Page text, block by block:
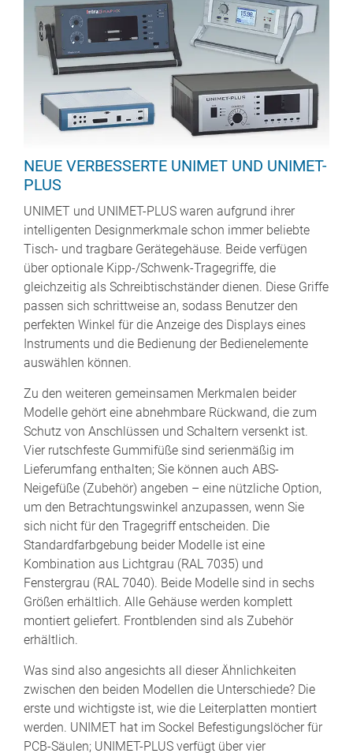
NEUE VERBESSERTE UNIMET UND UNIMET-
PLUS
UNIMET und UNIMET-PLUS waren aufgrund ihrer
intelligenten Designmerkmale schon immer beliebte
Tisch- und tragbare Gerätegehäuse. Beide verfügen
über optionale Kipp-/Schwenk-Tragegriffe, die
gleichzeitig als Schreibtischständer dienen. Diese Griffe
passen sich schrittweise an, sodass Benutzer den
perfekten Winkel für die Anzeige des Displays eines
Instruments und die Bedienung der Bedienelemente
auswählen können.
Zu den weiteren gemeinsamen Merkmalen beider
Modelle gehört eine abnehmbare Rückwand, die zum
Schutz von Anschlüssen und Schaltern versenkt ist.
Vier rutschfeste Gummifüße sind serienmäßig im
Lieferumfang enthalten; Sie können auch ABS-
Neigefüße (Zubehör) angeben – eine nützliche Option,
um den Betrachtungswinkel anzupassen, wenn Sie
sich nicht für den Tragegriff entscheiden. Die
Standardfarbgebung beider Modelle ist eine
Kombination aus Lichtgrau (RAL 7035) und
Fenstergrau (RAL 7040). Beide Modelle sind in sechs
Größen erhältlich. Alle Gehäuse werden komplett
montiert geliefert. Frontblenden sind als Zubehör
erhältlich.
Was sind also angesichts all dieser Ähnlichkeiten
zwischen den beiden Modellen die Unterschiede? Die
erste und wichtigste ist, wie die Leiterplatten montiert
werden. UNIMET hat im Sockel Befestigungslöcher für
PCB-Säulen; UNIMET-PLUS verfügt über vier